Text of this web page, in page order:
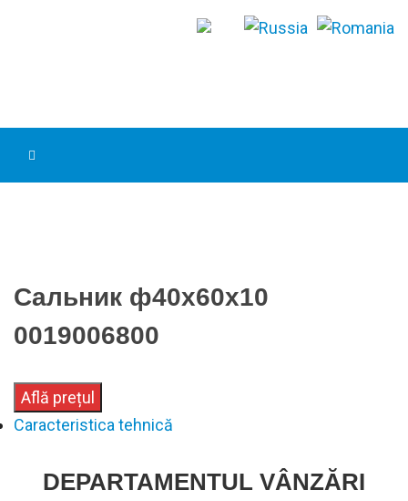
Сальник ф40х60х10
0019006800
Află prețul
Caracteristica tehnică
DEPARTAMENTUL VÂNZĂRI